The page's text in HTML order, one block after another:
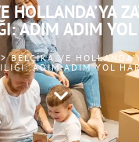
HOLLANDA’YA
ADIM ADIM
BELÇIKA VE
ADIM ADIM YOL